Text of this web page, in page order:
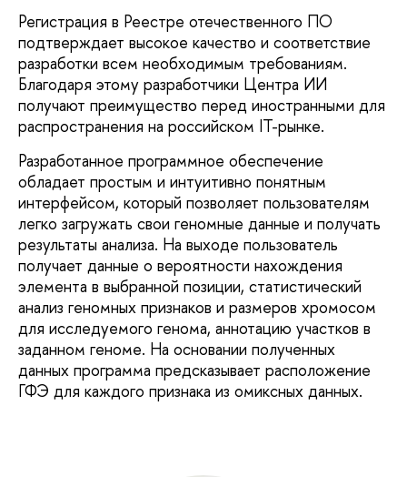
Регистрация в Реестре отечественного ПО
подтверждает высокое качество и соответствие
разработки всем необходимым требованиям.
Благодаря этому разработчики Центра ИИ
получают преимущество перед иностранными для
распространения на российском IT-рынке.
Разработанное программное обеспечение
обладает простым и интуитивно понятным
интерфейсом, который позволяет пользователям
легко загружать свои геномные данные и получать
результаты анализа. На выходе пользователь
получает данные о вероятности нахождения
элемента в выбранной позиции, статистический
анализ геномных признаков и размеров хромосом
для исследуемого генома, аннотацию участков в
заданном геноме. На основании полученных
данных программа предсказывает расположение
ГФЭ для каждого признака из омиксных данных.